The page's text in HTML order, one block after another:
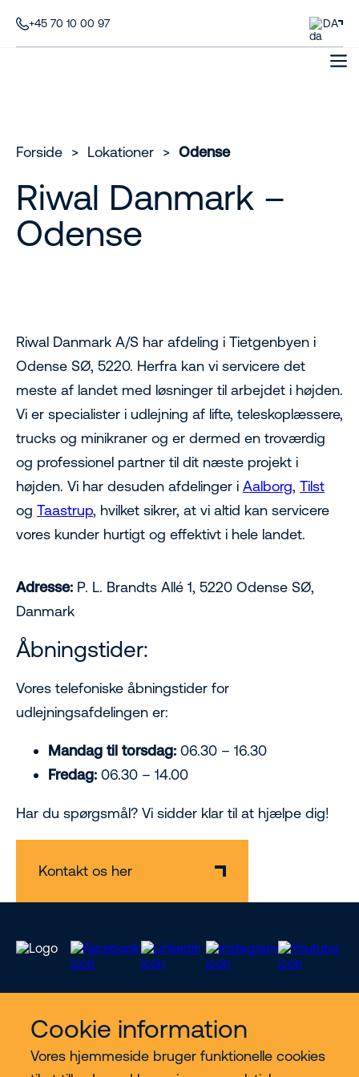
Cookie information
Vores hjemmeside bruger funktionelle cookies
+45 70 10 00 97 DA
Forside > Lokationer > Odense
Riwal Danmark –
Odense
Riwal Danmark A/S har afdeling i Tietgenbyen i
Odense SØ, 5220. Herfra kan vi servicere det
meste af landet med løsninger til arbejdet i højden.
Vi er specialister i udlejning af lifte, teleskoplæssere,
trucks og minikraner og er dermed en troværdig
og professionel partner til dit næste projekt i
højden. Vi har desuden afdelinger i Aalborg, Tilst
og Taastrup, hvilket sikrer, at vi altid kan servicere
vores kunder hurtigt og effektivt i hele landet.
Adresse: P. L. Brandts Allé 1, 5220 Odense SØ,
Danmark
Åbningstider:
Vores telefoniske åbningstider for
udlejningsafdelingen er:
Mandag til torsdag: 06.30 – 16.30
Fredag: 06.30 – 14.00
Har du spørgsmål? Vi sidder klar til at hjælpe dig!
Kontakt os her
Vores services